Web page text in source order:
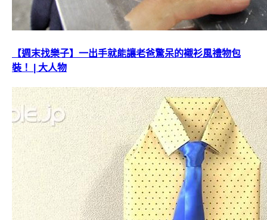
【週末找樂子】一出手就能讓老爸驚呆的襯衫風禮物包
裝！ | 大人物